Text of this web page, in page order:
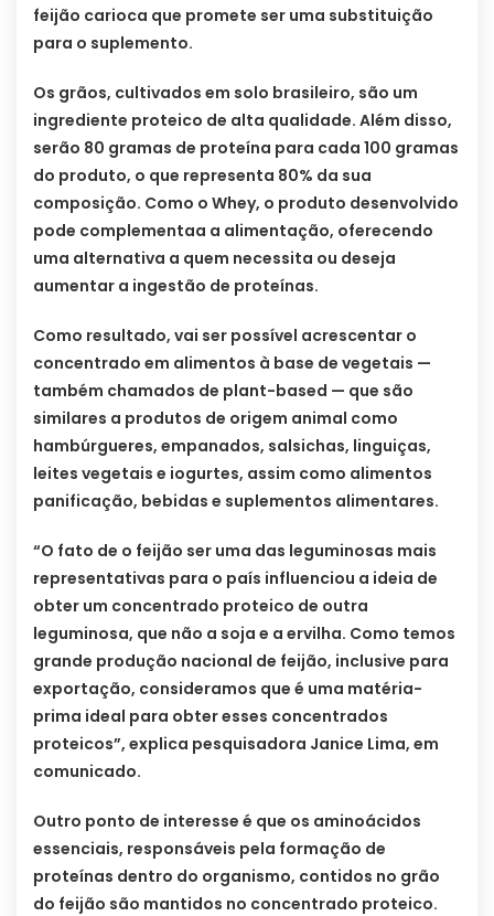
feijão carioca que promete ser uma substituição
para o suplemento.
Os grãos, cultivados em solo brasileiro, são um
ingrediente proteico de alta qualidade. Além disso,
serão 80 gramas de proteína para cada 100 gramas
do produto, o que representa 80% da sua
composição. Como o Whey, o produto desenvolvido
pode complementaa a alimentação, oferecendo
uma alternativa a quem necessita ou deseja
aumentar a ingestão de proteínas.
Como resultado, vai ser possível acrescentar o
concentrado em alimentos à base de vegetais —
também chamados de plant-based — que são
similares a produtos de origem animal como
hambúrgueres, empanados, salsichas, linguiças,
leites vegetais e iogurtes, assim como alimentos
panificação, bebidas e suplementos alimentares.
“O fato de o feijão ser uma das leguminosas mais
representativas para o país influenciou a ideia de
obter um concentrado proteico de outra
leguminosa, que não a soja e a ervilha. Como temos
grande produção nacional de feijão, inclusive para
exportação, consideramos que é uma matéria-
prima ideal para obter esses concentrados
proteicos”, explica pesquisadora Janice Lima, em
comunicado.
Outro ponto de interesse é que os aminoácidos
essenciais, responsáveis pela formação de
proteínas dentro do organismo, contidos no grão
do feijão são mantidos no concentrado proteico.